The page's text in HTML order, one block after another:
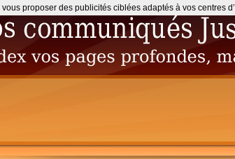
proposer des publicités ciblées adaptés à vos centres